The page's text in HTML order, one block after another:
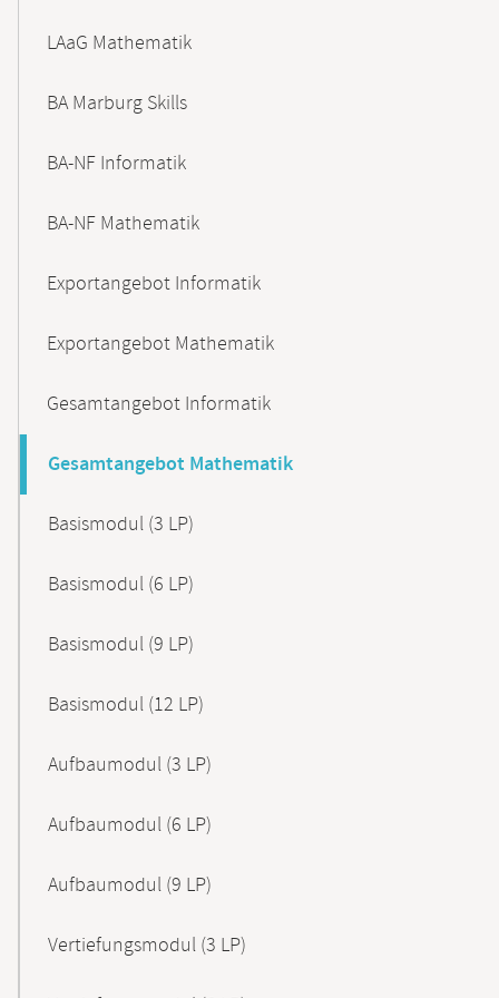
LAaG Mathematik
BA Marburg Skills
BA-NF Informatik
BA-NF Mathematik
Exportangebot Informatik
Exportangebot Mathematik
Gesamtangebot Informatik
Gesamtangebot Mathematik
Basismodul (3 LP)
Basismodul (6 LP)
Basismodul (9 LP)
Basismodul (12 LP)
Aufbaumodul (3 LP)
Aufbaumodul (6 LP)
Aufbaumodul (9 LP)
Vertiefungsmodul (3 LP)